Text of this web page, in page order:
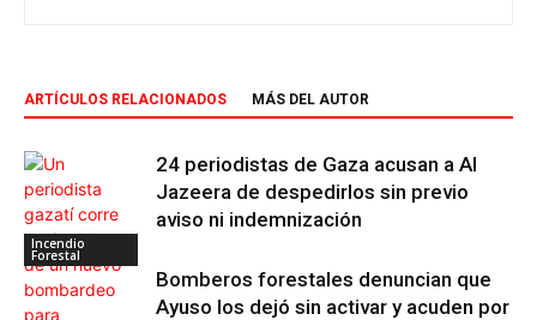
ARTÍCULOS RELACIONADOS MÁS DEL AUTOR
24 periodistas de Gaza acusan a Al
Jazeera de despedirlos sin previo
aviso ni indemnización
Incendio
Forestal
Bomberos forestales denuncian que
Ayuso los dejó sin activar y acuden por